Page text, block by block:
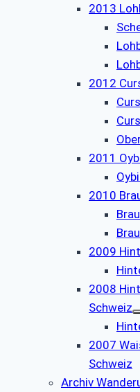
2013
2012
2011
2010
2009
2008
Schweiz
2007
Schweiz
Archiv